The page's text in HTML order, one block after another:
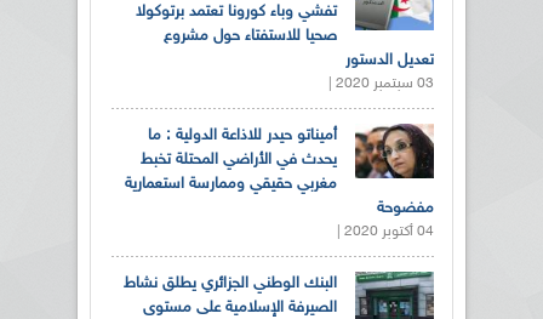
تفشي وباء كورونا تعتمد برتوكولا
صحيا للاستفتاء حول مشروع
تعديل الدستور
03 سبتمبر 2020 |
أميناتو حيدر للاذاعة الدولية : ما
يحدث في الأراضي المحتلة تخبط
مغربي حقيقي وممارسة استعمارية
مفضوحة
04 أكتوبر 2020 |
البنك الوطني الجزائري يطلق نشاط
الصيرفة الإسلامية على مستوى